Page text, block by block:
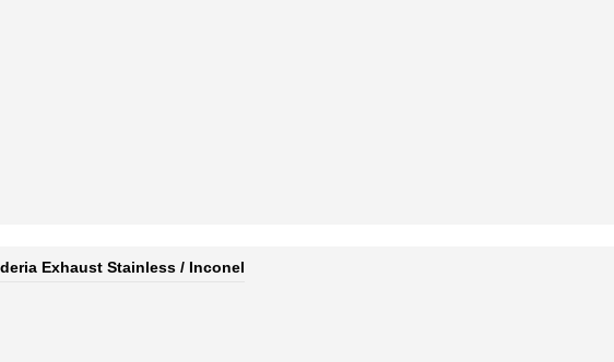
Exhaust Stainless / Inconel